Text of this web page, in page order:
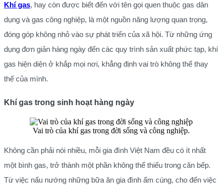
Khí gas, hay còn được biết đến với tên gọi quen thuộc gas dân
dụng và gas công nghiệp, là một nguồn năng lượng quan trọng,
đóng góp không nhỏ vào sự phát triển của xã hội. Từ những ứng
dụng đơn giản hàng ngày đến các quy trình sản xuất phức tạp, khí
gas hiện diện ở khắp mọi nơi, khẳng định vai trò không thể thay
thế của mình.
Khí gas trong sinh hoạt hàng ngày
Vai trò của khí gas trong đời sống và công nghiệp.
Không cần phải nói nhiều, mỗi gia đình Việt Nam đều có ít nhất
một bình gas, trở thành một phần không thể thiếu trong căn bếp.
Từ việc nấu nướng những bữa ăn gia đình ấm cúng, cho đến việc